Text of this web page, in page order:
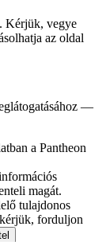
Kérjük, vegye
az oldal
—
a Pantheon
magát.
tulajdonos
forduljon